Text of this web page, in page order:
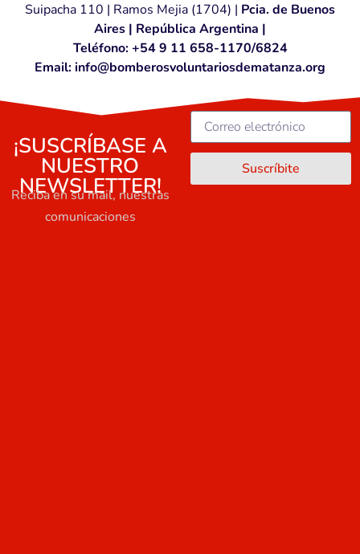
Suipacha 110 | Ramos Mejia (1704) | Pcia. de Buenos
Aires | República Argentina |
Teléfono: +54 9 11 658-1170/6824
Email: info@bomberosvoluntariosdematanza.org
¡SUSCRÍBASE A
NUESTRO
NEWSLETTER!
Reciba en su mail, nuestras
comunicaciones
Suscríbite